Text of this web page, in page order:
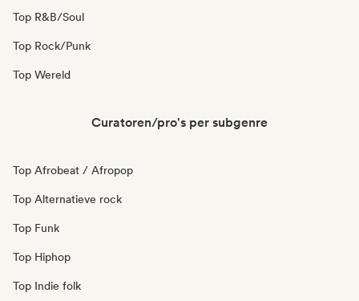
Top R&B/Soul
Top Rock/Punk
Top Wereld
Curatoren/pro's per subgenre
Top Afrobeat / Afropop
Top Alternatieve rock
Top Funk
Top Hiphop
Top Indie folk